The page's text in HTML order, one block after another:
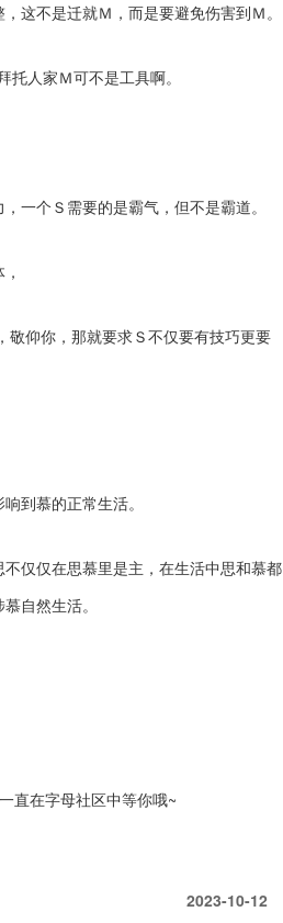
这不是迁就Ｍ，而是要避免伤害到Ｍ。
托人家Ｍ可不是工具啊。
一个Ｓ需要的是霸气，但不是霸道。
敬仰你，那就要求Ｓ不仅要有技巧更要
到慕的正常生活。
仅仅在思慕里是主，在生活中思和慕都
自然生活。
直在字母社区中等你哦~
2023-10-12